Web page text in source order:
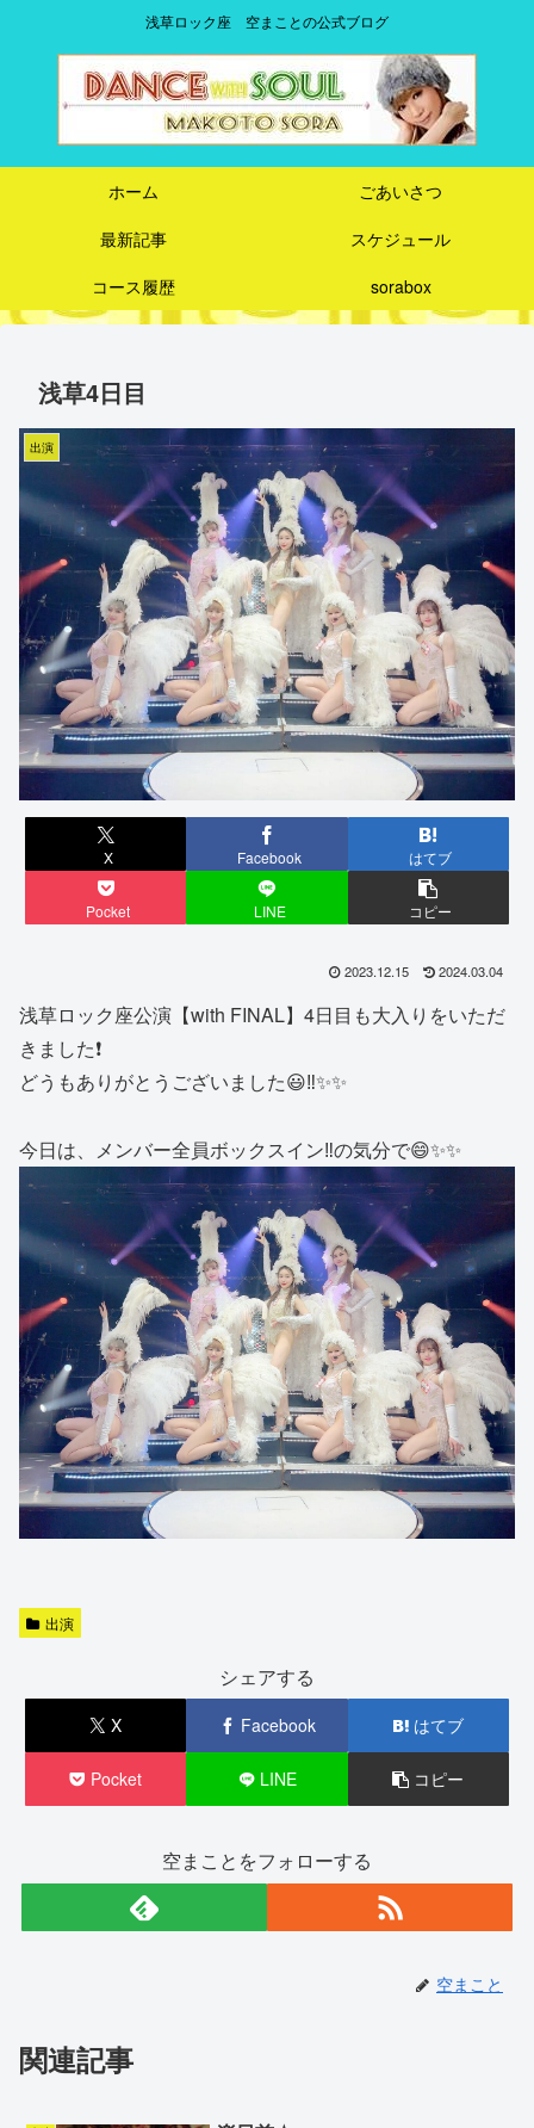
浅草ロック座 空まことの公式ブログ
ホーム
ごあいさつ
最新記事
スケジュール
コース履歴
sorabox
浅草4日目
出演
X Facebook はてブ
Pocket LINE コピー
2023.12.15 2024.03.04
浅草ロック座公演【with FINAL】4日目も大入りをいただ
きました❗️
どうもありがとうございました😃‼️✨✨
今日は、メンバー全員ボックスイン‼︎の気分で😄✨✨
出演
シェアする
X Facebook はてブ
Pocket LINE コピー
空まことをフォローする
空まこと
関連記事